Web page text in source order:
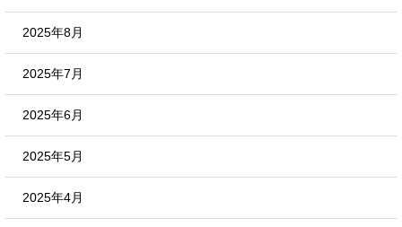
2025年8月
2025年7月
2025年6月
2025年5月
2025年4月